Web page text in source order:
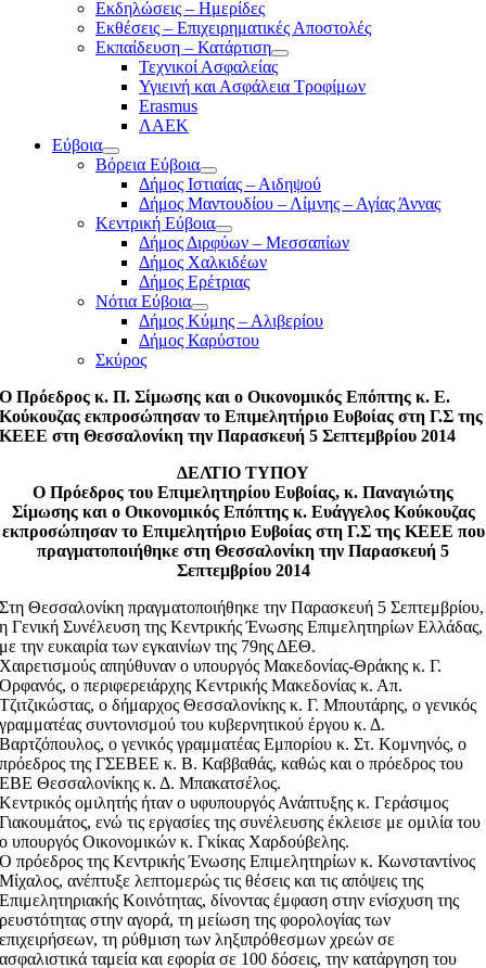
Εκδηλώσεις – Ημερίδες
Εκθέσεις – Επιχειρηματικές Αποστολές
Εκπαίδευση – Κατάρτιση
Τεχνικοί Ασφαλείας
Υγιεινή και Ασφάλεια Τροφίμων
Erasmus
ΛΑΕΚ
Εύβοια
Βόρεια Εύβοια
Δήμος Ιστιαίας – Αιδηψού
Δήμος Μαντουδίου – Λίμνης – Αγίας Άννας
Κεντρική Εύβοια
Δήμος Διρφύων – Μεσσαπίων
Δήμος Χαλκιδέων
Δήμος Ερέτριας
Νότια Εύβοια
Δήμος Κύμης – Αλιβερίου
Δήμος Καρύστου
Σκύρος
Ο Πρόεδρος κ. Π. Σίμωσης και ο Οικονομικός Επόπτης κ. Ε.
Κούκουζας εκπροσώπησαν το Επιμελητήριο Ευβοίας στη Γ.Σ της
ΚΕΕΕ στη Θεσσαλονίκη την Παρασκευή 5 Σεπτεμβρίου 2014
ΔΕΛΤΙΟ ΤΥΠΟΥ
Ο Πρόεδρος του Επιμελητηρίου Ευβοίας, κ. Παναγιώτης
Σίμωσης και ο Οικονομικός Επόπτης κ. Ευάγγελος Κούκουζας
εκπροσώπησαν το Επιμελητήριο Ευβοίας στη Γ.Σ της ΚΕΕΕ που
πραγματοποιήθηκε στη Θεσσαλονίκη την Παρασκευή 5
Σεπτεμβρίου 2014
Στη Θεσσαλονίκη πραγματοποιήθηκε την Παρασκευή 5 Σεπτεμβρίου,
η Γενική Συνέλευση της Κεντρικής Ένωσης Επιμελητηρίων Ελλάδας,
με την ευκαιρία των εγκαινίων της 79ης ΔΕΘ.
Χαιρετισμούς απηύθυναν ο υπουργός Μακεδονίας-Θράκης κ. Γ.
Ορφανός, ο περιφερειάρχης Κεντρικής Μακεδονίας κ. Απ.
Τζιτζικώστας, ο δήμαρχος Θεσσαλονίκης κ. Γ. Μπουτάρης, ο γενικός
γραμματέας συντονισμού του κυβερνητικού έργου κ. Δ.
Βαρτζόπουλος, ο γενικός γραμματέας Εμπορίου κ. Στ. Κομνηνός, ο
πρόεδρος της ΓΣΕΒΕΕ κ. Β. Καββαθάς, καθώς και ο πρόεδρος του
ΕΒΕ Θεσσαλονίκης κ. Δ. Μπακατσέλος.
Κεντρικός ομιλητής ήταν ο υφυπουργός Ανάπτυξης κ. Γεράσιμος
Γιακουμάτος, ενώ τις εργασίες της συνέλευσης έκλεισε με ομιλία του
ο υπουργός Οικονομικών κ. Γκίκας Χαρδούβελης.
Ο πρόεδρος της Κεντρικής Ένωσης Επιμελητηρίων κ. Κωνσταντίνος
Μίχαλος, ανέπτυξε λεπτομερώς τις θέσεις και τις απόψεις της
Επιμελητηριακής Κοινότητας, δίνοντας έμφαση στην ενίσχυση της
ρευστότητας στην αγορά, τη μείωση της φορολογίας των
επιχειρήσεων, τη ρύθμιση των ληξιπρόθεσμων χρεών σε
ασφαλιστικά ταμεία και εφορία σε 100 δόσεις, την κατάργηση του